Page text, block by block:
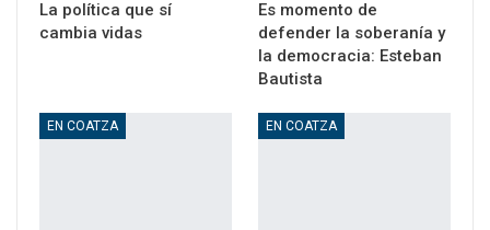
La política que sí
cambia vidas
Es momento de
defender la soberanía y
la democracia: Esteban
Bautista
EN COATZA EN COATZA